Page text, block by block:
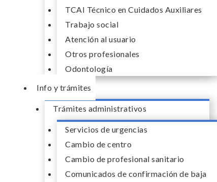
TCAI Técnico en Cuidados Auxiliares
Trabajo social
Atención al usuario
Otros profesionales
Odontología
Info y trámites
Trámites administrativos
Servicios de urgencias
Cambio de centro
Cambio de profesional sanitario
Comunicados de confirmación de baja